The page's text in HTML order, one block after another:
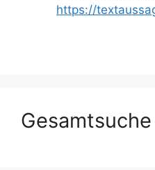
https://
Gesamtsuche